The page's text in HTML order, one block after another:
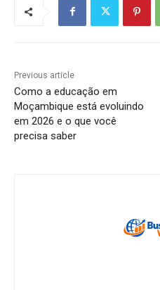
Previous article
Como a educação em
Moçambique está evoluindo
em 2026 e o que você
precisa saber